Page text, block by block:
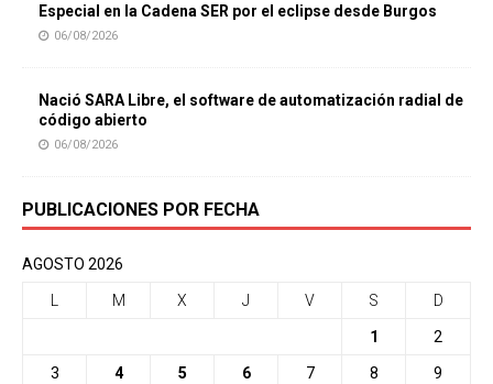
Especial en la Cadena SER por el eclipse desde Burgos
06/08/2026
Nació SARA Libre, el software de automatización radial de
código abierto
06/08/2026
PUBLICACIONES POR FECHA
AGOSTO 2026
M X J V S D
1 2
3 4 5 6 7 8 9